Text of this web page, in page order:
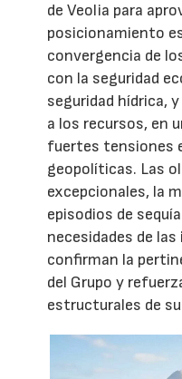
de Veolia para
posicionamiento
convergencia de
con la seguridad
seguridad hídrica,
a los recursos, en
fuertes tensiones
geopolíticas. Las
excepcionales, la
episodios de
necesidades de
confirman la
del Grupo y
estructurales de